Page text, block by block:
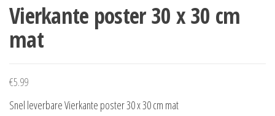
Vierkante poster 30 x 30 cm
mat
€5.99
Snel leverbare Vierkante poster 30 x 30 cm mat